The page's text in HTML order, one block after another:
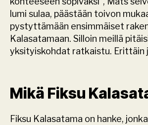
lumi sulaa, päästään toivon
pystyttämään ensimmäiset
Kalasatamaan. Silloin meillä
yksityiskohdat ratkaistu. Erittäin
Mikä Fiksu
Fiksu Kalasatama on hanke,